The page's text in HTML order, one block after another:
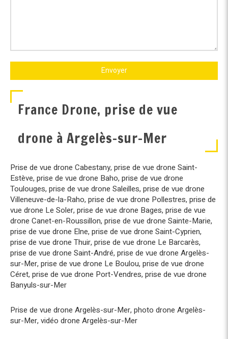
Envoyer
France Drone, prise de vue
drone à Argelès-sur-Mer
Prise de vue drone Cabestany, prise de vue drone Saint-
Estève, prise de vue drone Baho, prise de vue drone
Toulouges, prise de vue drone Saleilles, prise de vue drone
Villeneuve-de-la-Raho, prise de vue drone Pollestres, prise de
vue drone Le Soler, prise de vue drone Bages, prise de vue
drone Canet-en-Roussillon, prise de vue drone Sainte-Marie,
prise de vue drone Elne, prise de vue drone Saint-Cyprien,
prise de vue drone Thuir, prise de vue drone Le Barcarès,
prise de vue drone Saint-André, prise de vue drone Argelès-
sur-Mer, prise de vue drone Le Boulou, prise de vue drone
Céret, prise de vue drone Port-Vendres, prise de vue drone
Banyuls-sur-Mer
Prise de vue drone Argelès-sur-Mer, photo drone Argelès-
sur-Mer, vidéo drone Argelès-sur-Mer